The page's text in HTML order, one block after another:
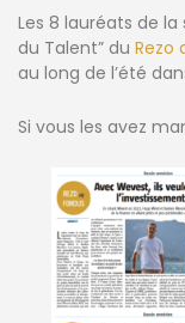
Les 8 lauréats de la
du Talent” du Rezo
au long de l’été
Si vous les avez